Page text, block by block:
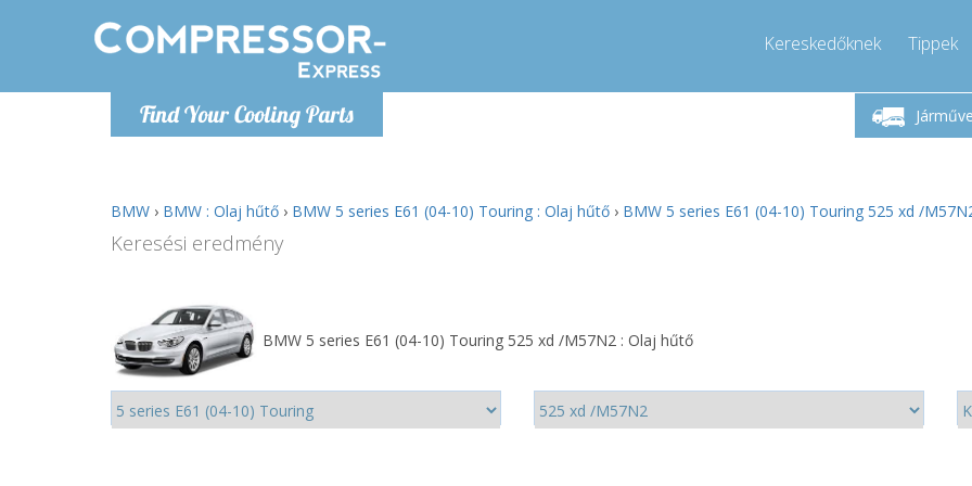
Find Your Cooling Parts
Kereskedőknek Tippek
Hétfő-Péntek 9-17
Hívjon!
BMW › BMW : Olaj hűtő › BMW 5 series E61 (04-10) Touring : Olaj hűtő › BMW 5 series E61 (04-10) Touring 525 xd /
Keresési eredmény
BMW 5 series E61 (04-10) Touring 525 xd /M57N2 : Olaj hűtő